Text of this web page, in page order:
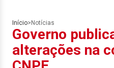
Início> Notícias
Governo
alterações na